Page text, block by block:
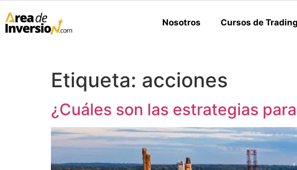
Nosotros Cursos de Trading
Etiqueta: acciones
¿Cuáles son las estrategias